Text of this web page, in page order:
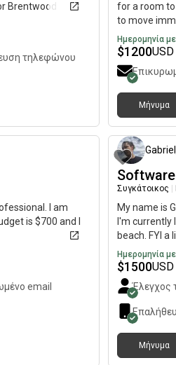
Brentwood
τηλεφώνου
for a room to
to move
Ημερομηνία
$1200
Μήνυμα
I am
is $700 and I
email
Gabriel
Συγκάτοικος
My name is
I'm currently
beach. FYI
and a
and love
amount of
from you!
Ημερομηνία
$1500
Έλεγχος
Μήνυμα